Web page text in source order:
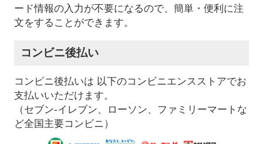
ード情報の入力が不要になるので、簡単・便利に注
文をすることができます。
コンビニ後払い
コンビニ後払いは 以下のコンビニエンスストアでお
支払いいただけます。
（セブン-イレブン、ローソン、ファミリーマートな
ど全国主要コンビニ）